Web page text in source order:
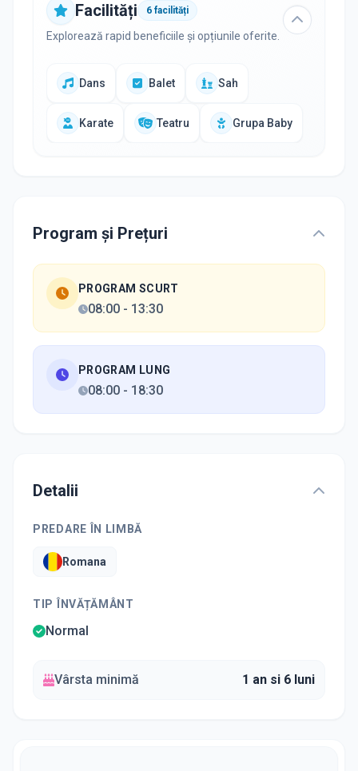
Facilități 6 facilități
Explorează rapid beneficiile și opțiunile oferite.
Dans Balet Sah
Karate Teatru Grupa Baby
Program și Prețuri
PROGRAM SCURT
08:00 - 13:30
PROGRAM LUNG
08:00 - 18:30
Detalii
PREDARE ÎN LIMBĂ
Romana
TIP ÎNVĂȚĂMÂNT
Normal
Vârsta minimă 1 an si 6 luni